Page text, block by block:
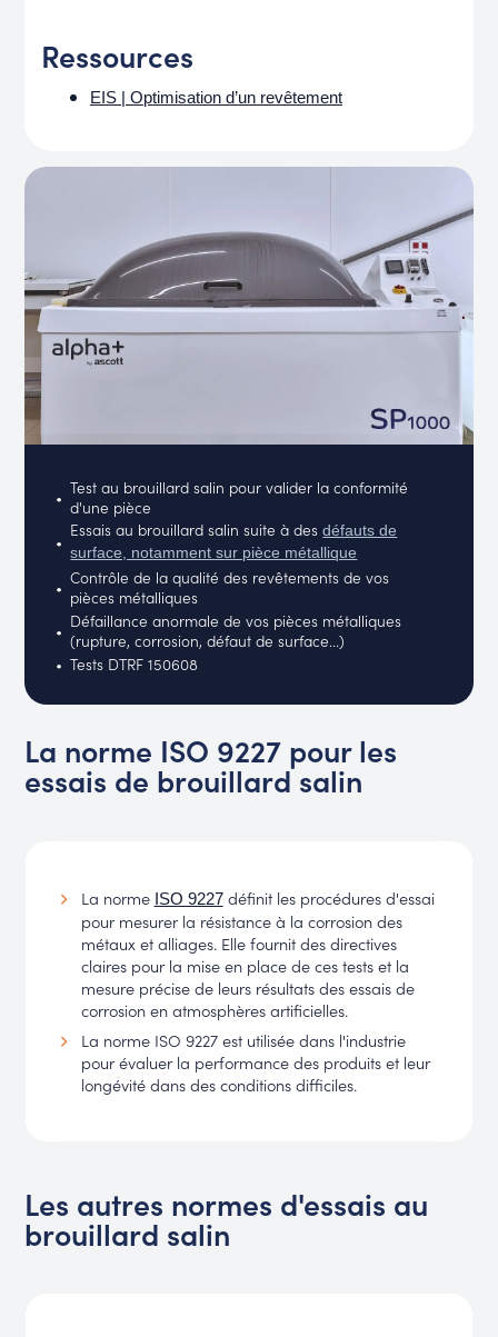
Ressources
EIS | Optimisation d’un revêtement
Test au brouillard salin pour valider la conformité
d'une pièce
Essais au brouillard salin suite à desdéfauts de
surface, notamment sur pièce métallique
Contrôle de la qualité des revêtements de vos
pièces métalliques
Défaillance anormale de vos pièces métalliques
(rupture, corrosion, défaut de surface...)
Tests DTRF 150608
La norme ISO 9227 pour les
essais de brouillard salin
La norme ISO 9227définit les procédures d'essai
pour mesurer la résistance à la corrosion des
métaux et alliages. Elle fournit des directives
claires pour la mise en place de ces tests et la
mesure précise de leurs résultats des essais de
corrosion en atmosphères artificielles.
La norme ISO 9227 est utilisée dans l'industrie
pour évaluer la performance des produits et leur
longévité dans des conditions difficiles.
Les autres normes d'essais au
brouillard salin